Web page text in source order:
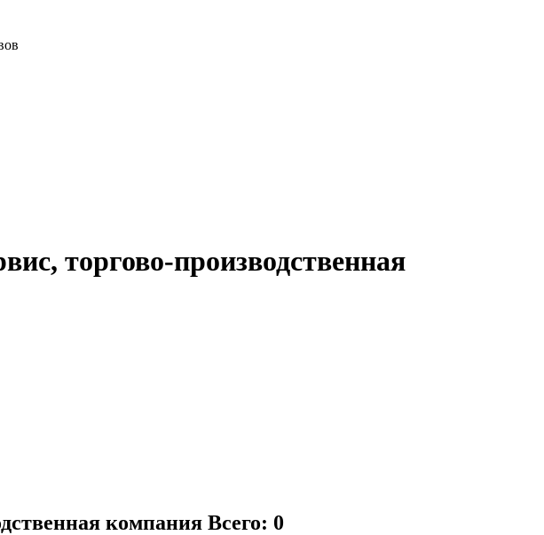
торгово-производственная
компания Всего: 0